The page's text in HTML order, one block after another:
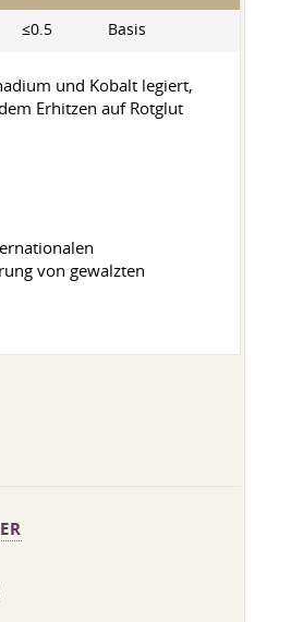
≤0.5 Basis
und Kobalt legiert,
Erhitzen auf Rotglut
von gewalzten